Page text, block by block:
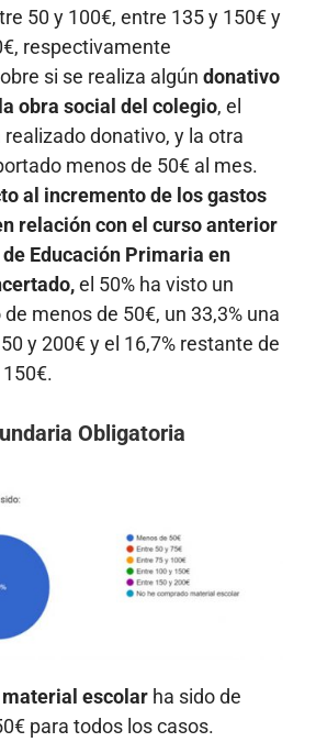
50 y 100€, entre 135 y 150€ y
respectivamente
si se realiza algún donativo
obra social del colegio, el
realizado donativo, y la otra
menos de 50€ al mes.
al incremento de los gastos
relación con el curso anterior
Educación Primaria en
el 50% ha visto un
menos de 50€, un 33,3% una
y 200€ y el 16,7% restante de
Obligatoria
material escolar ha sido de
para todos los casos.